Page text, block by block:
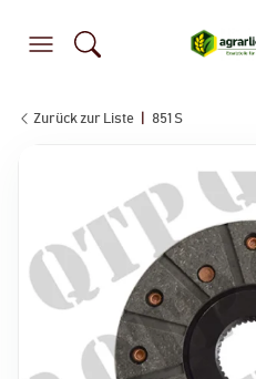
Zurück zur Liste 851 S